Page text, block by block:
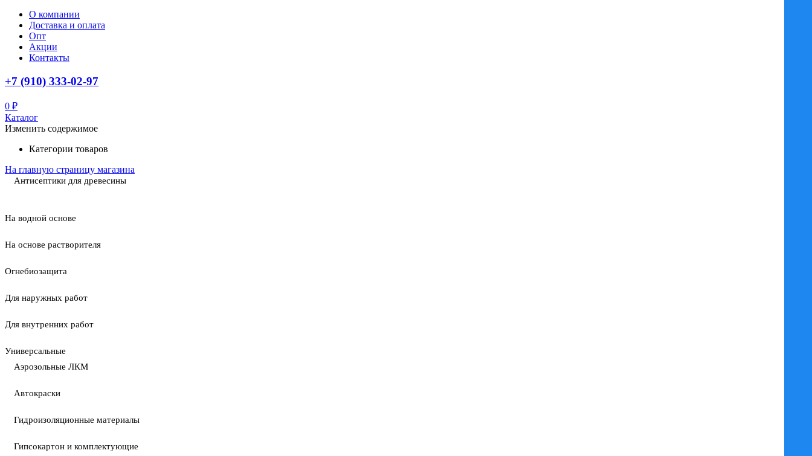
О компании
Доставка и оплата
Опт
Акции
Контакты
+7 (910) 333-02-97
0 ₽
Каталог
Изменить содержимое
Категории товаров
На главную страницу магазина
Антисептики для древесины
На водной основе
На основе растворителя
Огнебиозащита
Для наружных работ
Для внутренних работ
Универсальные
Аэрозольные ЛКМ
Автокраски
Гидроизоляционные материалы
Гипсокартон и комплектующие